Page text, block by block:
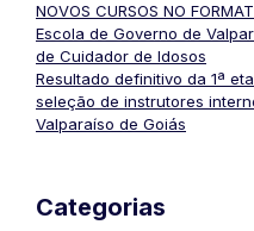
NOVOS CURSOS NO
Escola de Governo de
de Cuidador de Idosos
Resultado definitivo da 1ª
seleção de instrutores
Valparaíso de Goiás
Categorias